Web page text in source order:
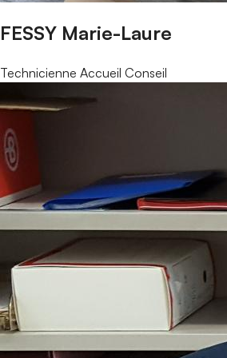
FESSY Marie-Laure
Technicienne Accueil Conseil